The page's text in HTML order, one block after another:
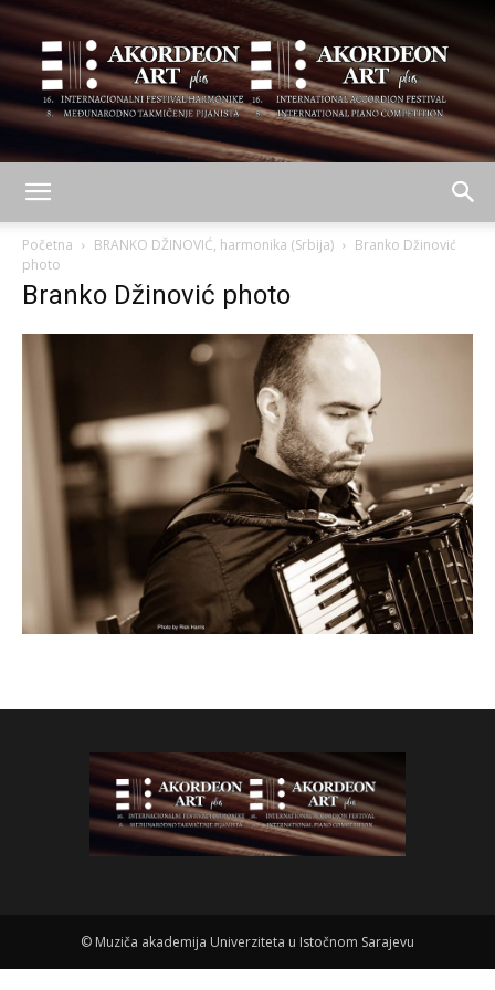
ART
plus
Početna BRANKO DŽINOVIĆ, harmonika (Srbija)
Branko Džinović
photo
Branko Džinović photo
© Muziča akademija Univerziteta u Istočnom Sarajevu